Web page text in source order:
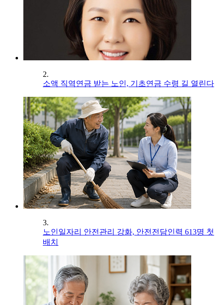
2.
소액 직역연금 받는 노인, 기초연금 수령 길 열린다
3.
노인일자리 안전관리 강화, 안전전담인력 613명 첫
배치